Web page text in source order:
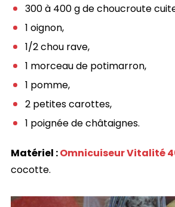
300 à 400 g de choucroute
1 oignon,
1/2 chou rave,
1 morceau de potimarron,
1 pomme,
2 petites carottes,
1 poignée de châtaignes.
Matériel :Omnicuiseur Vitalité
cocotte.